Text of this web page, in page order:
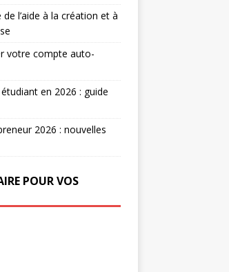
l’aide à la création et à
votre compte auto-
en 2026 : guide
2026 : nouvelles
POUR VOS